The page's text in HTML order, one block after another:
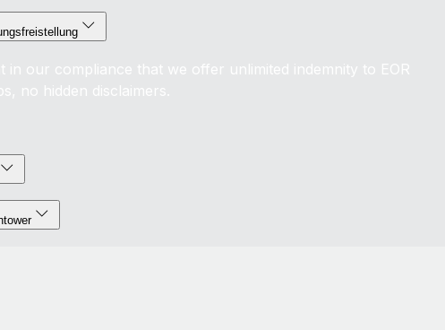
in our compliance that we offer unlimited indemnity to EOR
no hidden disclaimers.